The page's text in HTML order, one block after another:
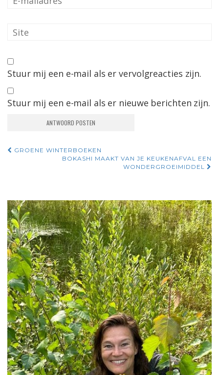
Stuur mij een e-mail als er vervolgreacties zijn.
Stuur mij een e-mail als er nieuwe berichten zijn.
Navigatie
GROENE WINTERBOEKEN
BOKASHI MAAKT VAN JE KEUKENAFVAL EEN
WONDERGROEIMIDDEL